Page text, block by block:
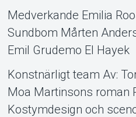
Medverkande Emilia
Sundbom Mårten
Emil Grudemo El Hayek
Konstnärligt team Av:
Moa Martinsons roman
Kostymdesign och